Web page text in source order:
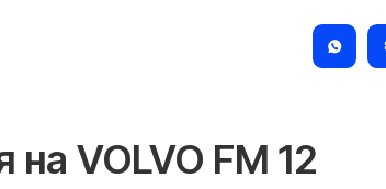
8 (800) 100-84-
VOLVO FM 12